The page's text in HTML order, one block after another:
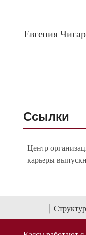
Евгения
Ссылки
Центр
карьеры